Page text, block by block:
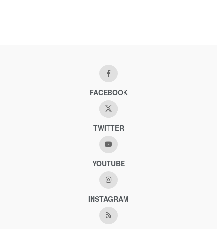
FACEBOOK
TWITTER
YOUTUBE
INSTAGRAM